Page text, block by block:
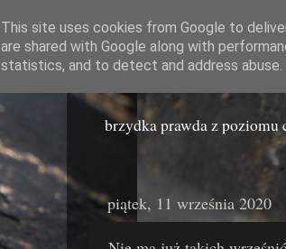
Miasto
brzydka prawda z poziomu
piątek, 11 września 2020
This site uses cookies from Google to
are shared with Google along with
statistics, and to detect and address abuse.